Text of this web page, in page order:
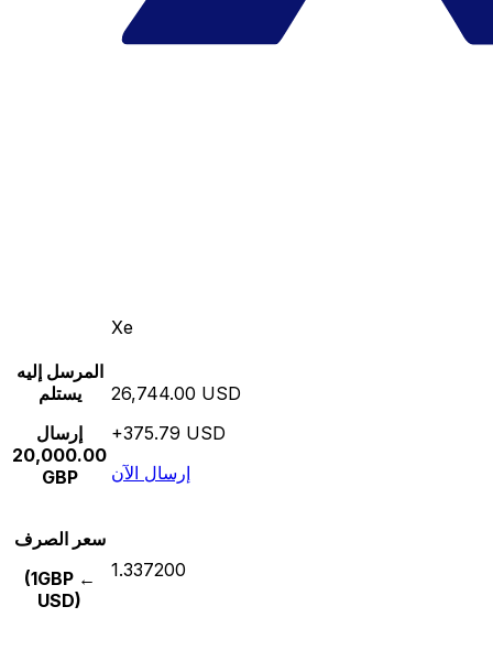
Xe
المرسل إليه
يستلم
إرسال
20,000.00
GBP
26,744.00 USD
+375.79 USD
إرسال الآن
سعر الصرف
(1GBP ←
USD)
1.337200